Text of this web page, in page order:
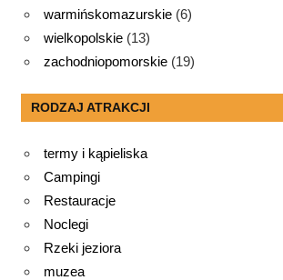
warmińskomazurskie (6)
wielkopolskie (13)
zachodniopomorskie (19)
RODZAJ ATRAKCJI
termy i kąpieliska
Campingi
Restauracje
Noclegi
Rzeki jeziora
muzea